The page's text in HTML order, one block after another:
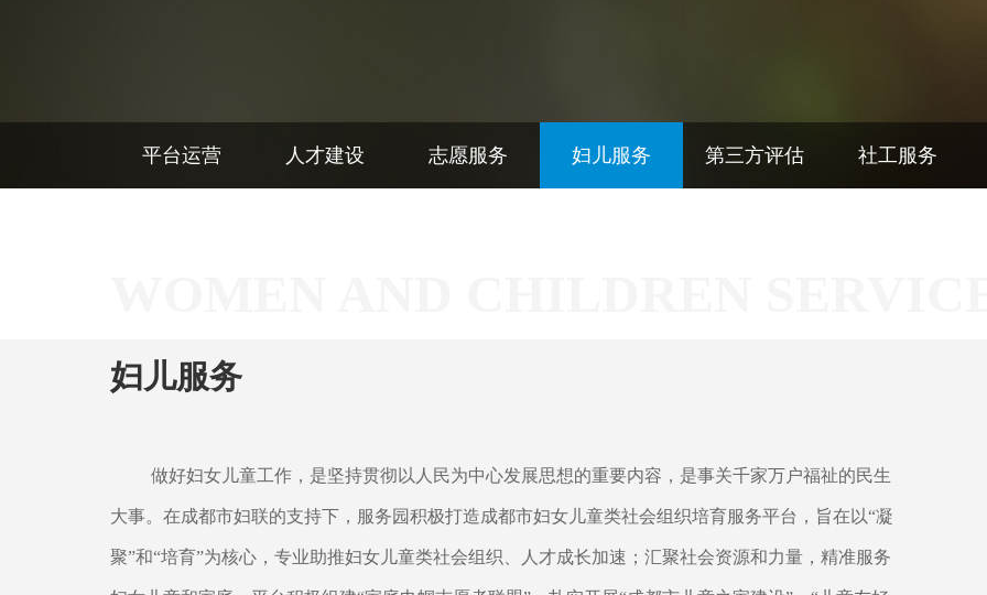
平台运营 人才建设 志愿服务 妇儿服务 第三方评估 社工服务
妇儿服务
做好妇女儿童工作，是坚持贯彻以人民为中心发展思想的重要内容，是事关千家万户福祉的民生
大事。在成都市妇联的支持下，服务园积极打造成都市妇女儿童类社会组织培育服务平台，旨在以“凝
聚”和“培育”为核心，专业助推妇女儿童类社会组织、人才成长加速；汇聚社会资源和力量，精准服务